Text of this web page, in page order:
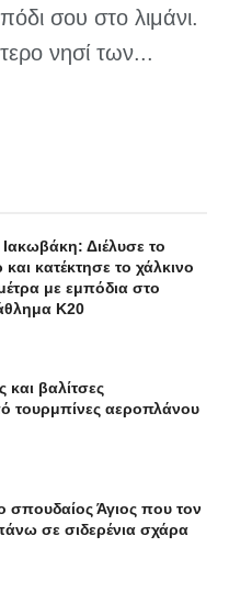
σου στο λιμάνι.
νησί των...
Διέλυσε το
κατέκτησε το χάλκινο
με εμπόδια στο
Κ20
και βαλίτσες
τουρμπίνες αεροπλάνου
σπουδαίος Άγιος που τον
σε σιδερένια σχάρα